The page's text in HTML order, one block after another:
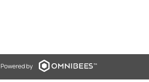
Powered by